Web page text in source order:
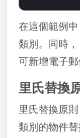
在這個範例中
類別。同時，
可新增電子郵
里氏替換
里氏替換原
類別的物件